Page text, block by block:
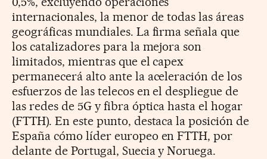
internacionales, la menor de todas las áreas
geográficas mundiales. La firma señala que
los catalizadores para la mejora son
limitados, mientras que el capex
permanecerá alto ante la aceleración de los
esfuerzos de las telecos en el despliegue de
las redes de 5G y fibra óptica hasta el hogar
(FTTH). En este punto, destaca la posición de
España cómo líder europeo en FTTH, por
delante de Portugal, Suecia y Noruega.